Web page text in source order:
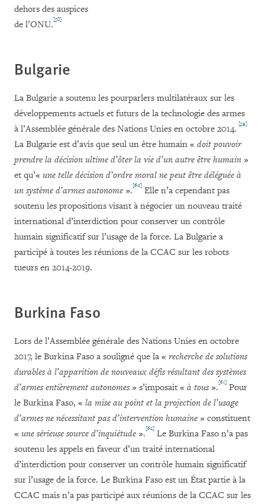
dehors des auspices
de l’ONU.[58]
Bulgarie
La Bulgarie a soutenu les pourparlers multilatéraux sur les
développements actuels et futurs de la technologie des armes
à l’Assemblée générale des Nations Unies en octobre 2014. [59]
La Bulgarie est d’avis que seul un être humain « doit pouvoir
prendre la décision ultime d’ôter la vie d’un autre être humain »
et qu’« une telle décision d’ordre moral ne peut être déléguée à
un système d’armes autonome ».[60] Elle n’a cependant pas
soutenu les propositions visant à négocier un nouveau traité
international d’interdiction pour conserver un contrôle
humain significatif sur l’usage de la force. La Bulgarie a
participé à toutes les réunions de la CCAC sur les robots
tueurs en 2014-2019.
Burkina Faso
Lors de l’Assemblée générale des Nations Unies en octobre
2017, le Burkina Faso a souligné que la « recherche de solutions
durables à l’apparition de nouveaux défis résultant des systèmes
d’armes entièrement autonomes» s’imposait « à tous».[61] Pour
le Burkina Faso, « la mise au point et la projection de l’usage
d’armes ne nécessitant pas d’intervention humaine » constituent
« une sérieuse source d’inquiétude ».[62] Le Burkina Faso n’a pas
soutenu les appels en faveur d’un traité international
d’interdiction pour conserver un contrôle humain significatif
sur l’usage de la force. Le Burkina Faso est un État partie à la
CCAC mais n’a pas participé aux réunions de la CCAC sur les